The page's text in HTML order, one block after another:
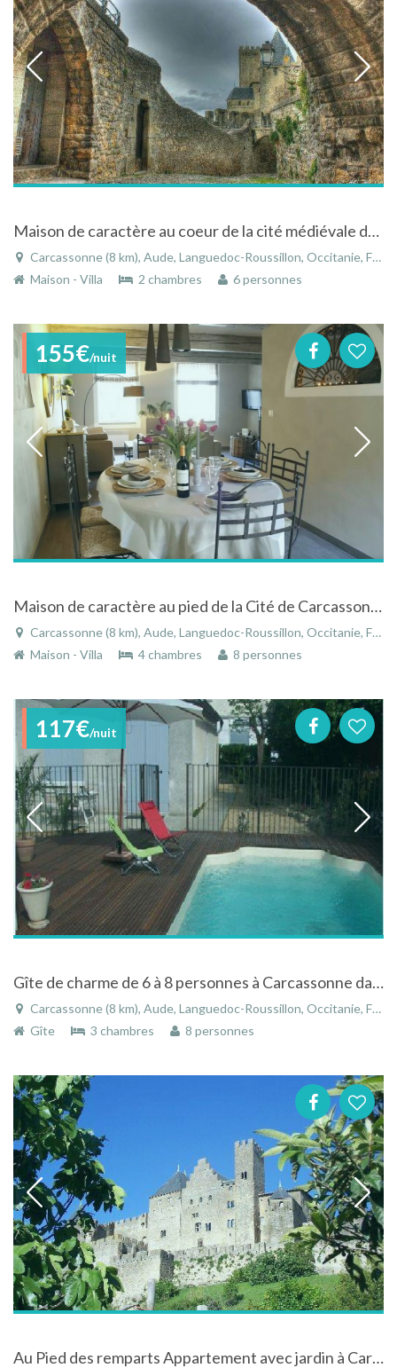
Maison de caractère au coeur de la cité médiévale de Carcassonne dans le Languedoc-Roussillon
Carcassonne (8 km), Aude, Languedoc-Roussillon, Occitanie, France
Maison - Villa
2 chambres 6 personnes
155€/nuit
Maison de caractère au pied de la Cité de Carcassonne
Carcassonne (8 km), Aude, Languedoc-Roussillon, Occitanie, France
Maison - Villa
4 chambres 8 personnes
117€/nuit
Gîte de charme de 6 à 8 personnes à Carcassonne dans le Languedoc-Roussillon
Carcassonne (8 km), Aude, Languedoc-Roussillon, Occitanie, France
Gîte
3 chambres 8 personnes
Au Pied des remparts Appartement avec jardin à Carcassonne - Languedoc-Roussillon